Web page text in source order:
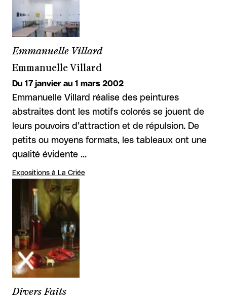
Emmanuelle Villard
Emmanuelle Villard
Du 17 janvier au 1 mars 2002
Emmanuelle Villard réalise des peintures
abstraites dont les motifs colorés se jouent de
leurs pouvoirs d’attraction et de répulsion. De
petits ou moyens formats, les tableaux ont une
qualité évidente …
Expositions à La Criée
Divers Faits